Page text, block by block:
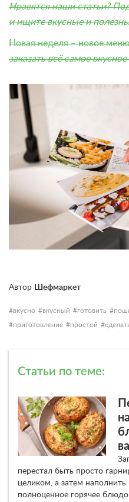
Нравятся наши статьи?
и ищите вкусные и
Новая неделя – новое
заказать всё самое
Автор Шефмаркет
вкусно вкусный готовить
приготовление
простой
Статьи по теме:
перестал быть просто
целиком, а затем наполнить
полноценное горячее